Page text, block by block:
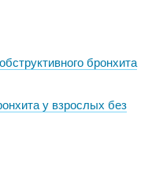
бронхита
у взрослых без